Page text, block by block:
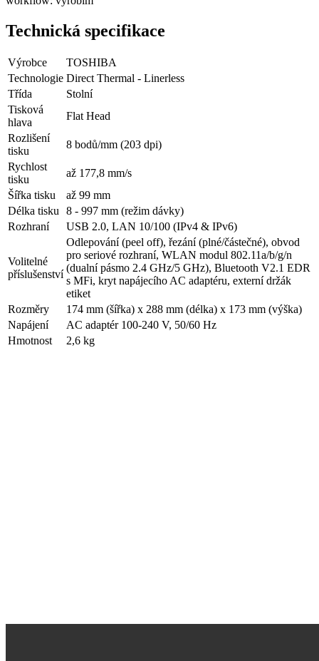
Technická specifikace
Výrobce
TOSHIBA
Technologie Direct Thermal - Linerless
Třída
Stolní
Tisková
hlava
Flat Head
Rozlišení
tisku
8 bodů/mm (203 dpi)
Rychlost
tisku
až 177,8 mm/s
Šířka tisku
až 99 mm
Délka tisku 8 - 997 mm (režim dávky)
Rozhraní
USB 2.0, LAN 10/100 (IPv4 & IPv6)
Volitelné
příslušenství
Odlepování (peel off), řezání (plné/částečné), obvod
pro seriové rozhraní, WLAN modul 802.11a/b/g/n
(dualní pásmo 2.4 GHz/5 GHz), Bluetooth V2.1 EDR
s MFi, kryt napájecího AC adaptéru, externí držák
etiket
Rozměry
174 mm (šířka) x 288 mm (délka) x 173 mm (výška)
Napájení
AC adaptér 100-240 V, 50/60 Hz
Hmotnost
2,6 kg